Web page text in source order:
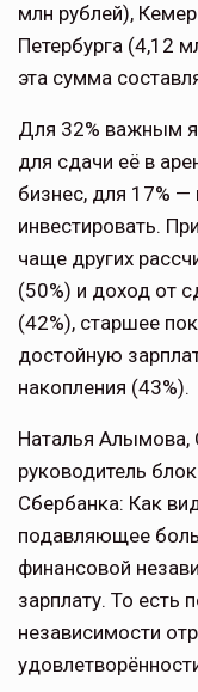
млн рублей),
Петербурга (4,12
эта сумма
Для 32% важным
для сдачи её в
бизнес, для 17%
инвестировать.
чаще других
(50%) и доход от
(42%), старшее
достойную
накопления (43%).
Наталья Алымова,
руководитель
Сбербанка: Как
подавляющее
финансовой
зарплату. То есть
независимости